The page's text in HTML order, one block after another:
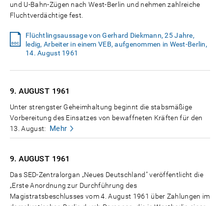
und U-Bahn-Zügen nach West-Berlin und nehmen zahlreiche
Fluchtverdächtige fest.
Flüchtlingsaussage von Gerhard Diekmann, 25 Jahre,
ledig, Arbeiter in einem VEB, aufgenommen in West-Berlin,
14. August 1961
9. AUGUST 1961
Unter strengster Geheimhaltung beginnt die stabsmäßige
Vorbereitung des Einsatzes von bewaffneten Kräften für den
13. August:
Mehr
9. AUGUST 1961
Das SED-Zentralorgan „Neues Deutschland" veröffentlicht die
„Erste Anordnung zur Durchführung des
Magistratsbeschlusses vom 4. August 1961 über Zahlungen im